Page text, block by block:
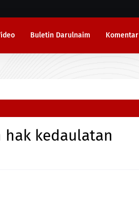
Buletin Darulnaim Komentar
kedaulatan